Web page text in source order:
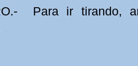
Para ir tirando,